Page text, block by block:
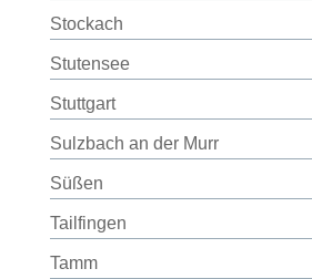
Stockach
Stutensee
Stuttgart
Sulzbach an der Murr
Süßen
Tailfingen
Tamm